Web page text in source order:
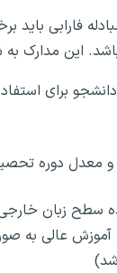
فارابی باید
این مدارک
برای
و معدل دوره
سطح زبان
عالی به